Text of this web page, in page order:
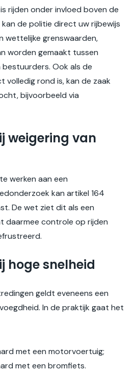
rijden onder invloed boven de
de politie direct uw rijbewijs
wettelijke grenswaarden,
worden gemaakt tussen
Ook als de
volledig rond is, kan de zaak
bijvoorbeeld via
weigering van
werken aan een
kan artikel 164
De wet ziet dit als een
daarmee controle op rijden
hoge snelheid
geldt eveneens een
In de praktijk gaat het
met een motorvoertuig;
met een bromfiets.